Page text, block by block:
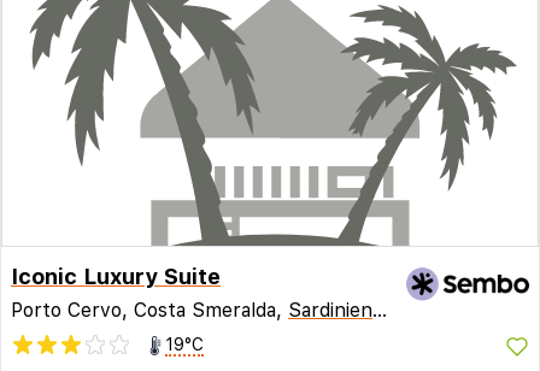
Iconic Luxury Suite
Porto Cervo, Costa Smeralda, Sardinien,Italien
19°C